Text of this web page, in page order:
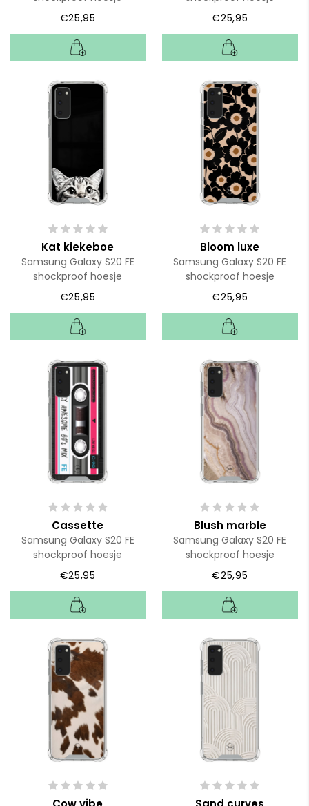
€25,95
€25,95
Kat kiekeboe
Samsung Galaxy S20 FE
shockproof hoesje
€25,95
Bloom luxe
Samsung Galaxy S20 FE
shockproof hoesje
€25,95
Cassette
Samsung Galaxy S20 FE
shockproof hoesje
€25,95
Blush marble
Samsung Galaxy S20 FE
shockproof hoesje
€25,95